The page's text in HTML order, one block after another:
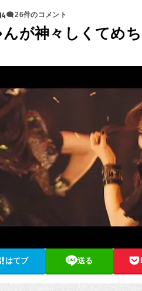
26件のコメント
が神々しくてめ
はてブ 送る